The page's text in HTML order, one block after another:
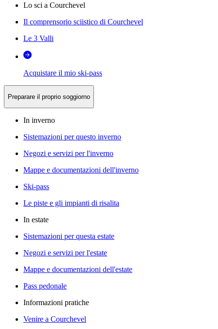
Lo sci a Courchevel
Il comprensorio sciistico di Courchevel
Le 3 Valli
Acquistare il mio ski-pass
Preparare il proprio soggiorno
In inverno
Sistemazioni per questo inverno
Negozi e servizi per l'inverno
Mappe e documentazioni dell'inverno
Ski-pass
Le piste e gli impianti di risalita
In estate
Sistemazioni per questa estate
Negozi e servizi per l'estate
Mappe e documentazioni dell'estate
Pass pedonale
Informazioni pratiche
Venire a Courchevel